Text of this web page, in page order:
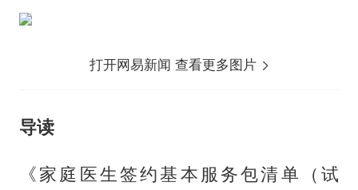
打开网易新闻 查看更多图片
导读
《家庭医生签约基本服务包清单（试